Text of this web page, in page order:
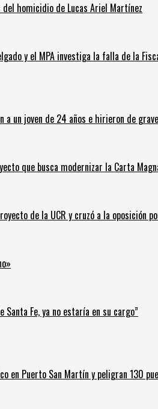
del homicidio de Lucas Ariel Martínez
y el MPA investiga la falla de la
un joven de 24 años e hirieron de
que busca modernizar la Carta
de la UCR y cruzó a la oposición
Fe, ya no estaría en su cargo”
en Puerto San Martín y peligran 130